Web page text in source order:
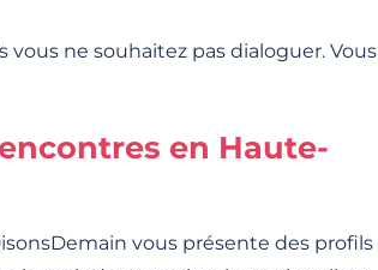
vous ne souhaitez pas dialoguer. Vous
en Haute-
vous présente des profils